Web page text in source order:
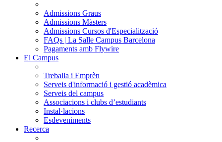
Admissions Graus
Admissions Màsters
Admissions Cursos d'Especialització
FAQs | La Salle Campus Barcelona
Pagaments amb Flywire
El Campus
Treballa i Emprèn
Serveis d'informació i gestió acadèmica
Serveis del campus
Associacions i clubs d’estudiants
Instal·lacions
Esdeveniments
Recerca